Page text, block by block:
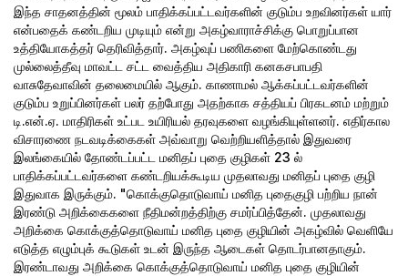
இந்த சாதனத்தின் மூலம் பாதிக்கப்பட்டவர்களின் குடும்ப உறவினர்கள் யார்
என்பதைக் கண்டறிய முடியும் என்று அகழ்வாராச்சிக்கு பொறுப்பான
உத்தியோகத்தர் தெரிவித்தார். அகழ்வுப் பணிகளை மேற்கொண்டது
முல்லைத்தீவு மாவட்ட சட்ட வைத்திய அதிகாரி கனகசபாபதி
வாசுதேவாவின் தலைமையில் ஆகும். காணாமல் ஆக்கப்பட்டவர்களின்
குடும்ப உறுப்பினர்கள் பலர் தற்போது அதற்காக சத்தியப் பிரகடனம் மற்றும்
டி.என்.ஏ. மாதிரிகள் உட்பட உயிரியல் தரவுகளை வழங்கியுள்ளனர். எதிர்கால
விசாரணை நடவடிக்கைகள் அவ்வாறு வெற்றியளித்தால் இதுவரை
இலங்கையில் தோண்டப்பட்ட மனிதப் புதை குழிகள் 23 ல்
பாதிக்கப்பட்டவர்களை கண்டறியக்கூடிய முதலாவது மனிதப் புதை குழி
இதுவாக இருக்கும். "கொக்குதொடுவாய் மனித புதைகுழி பற்றிய நான்
இரண்டு அறிக்கைகளை நீதிமன்றத்திற்கு சமர்ப்பித்தேன். முதலாவது
அறிக்கை கொக்குத்தொடுவாய் மனித புதை குழியின் அகழ்வில் வெளியே
எடுத்த எழும்புக் கூடுகள் உடன் இருந்த ஆடைகள் தொடர்பானதாகும்.
இரண்டாவது அறிக்கை கொக்குத்தொடுவாய் மனித புதை குழியின்